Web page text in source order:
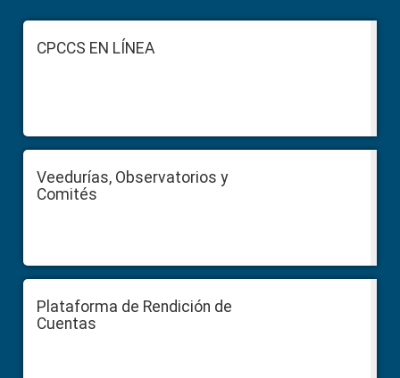
FooterCPCCS EN LÍNEA
Veedurías, Observatorios y
Comités
Plataforma de Rendición de
Cuentas